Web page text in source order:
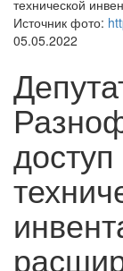
Источник фото:
05.05.2022